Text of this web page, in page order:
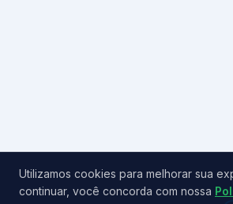
Utilizamos cookies para melhorar sua
continuar, você concorda com nossa